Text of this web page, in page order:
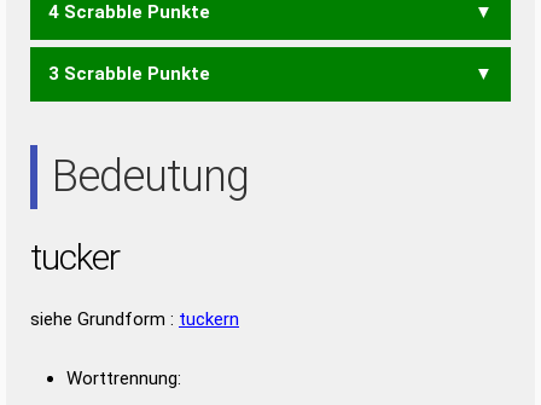
CER CRU CUT ECU KUR
4 Scrabble Punkte
REUT RUTE TREU
3 Scrabble Punkte
Bedeutung
tucker
siehe Grundform : tuckern
Worttrennung: